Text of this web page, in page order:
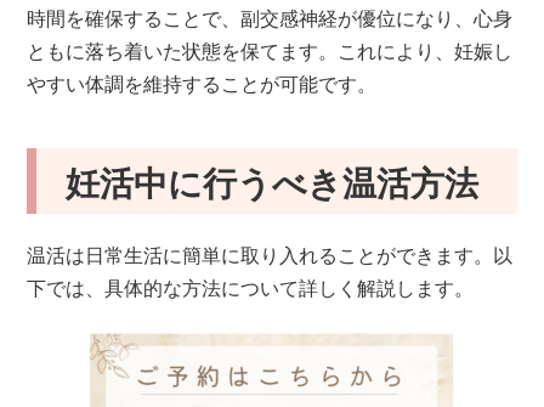
時間を確保することで、副交感神経が優位になり、心身
ともに落ち着いた状態を保てます。これにより、妊娠し
やすい体調を維持することが可能です。
妊活中に行うべき温活方法
温活は日常生活に簡単に取り入れることができます。以
下では、具体的な方法について詳しく解説します。